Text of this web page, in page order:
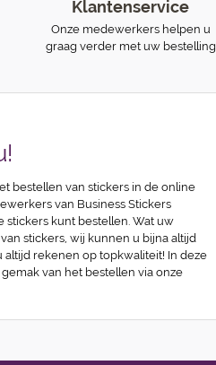
Klantenservice
Onze medewerkers helpen u
graag verder met uw bestelling
bestellen van stickers in de online
van Business Stickers
stickers kunt bestellen. Wat uw
stickers, wij kunnen u bijna altijd
altijd rekenen op topkwaliteit! In deze
van het bestellen via onze